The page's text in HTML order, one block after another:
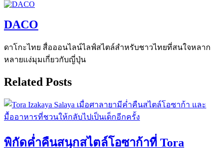
DACO
ดาโกะไทย สื่อออนไลน์ไลฟ์สไตล์สำหรับชาวไทยที่สนใจหลาก
หลายแง่มุมเกี่ยวกับญี่ปุ่น
Related Posts
พิกัดค่ำคืนสนุกสไตล์โอซาก้าที่ Tora